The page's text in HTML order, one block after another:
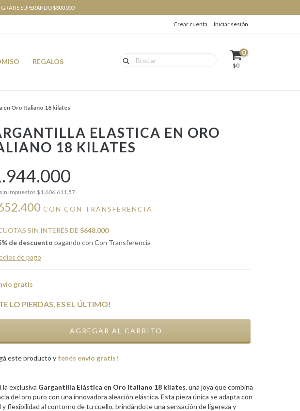
SUPERANDO $300.000
Crear cuenta Iniciar sesión
REGALOS
0
$0
en Oro Italiano 18 kilates
ELASTICA EN ORO
18 KILATES
impuestos $1.606.611,57
CON CON TRANSFERENCIA
SIN INTERÉS DE $648.000
de descuento pagando con Con Transferencia
de pago
gratis
LO PIERDAS, ES EL ÚLTIMO!
este producto y tenés envío gratis!
la exclusiva Gargantilla Elástica en Oro Italiano 18 kilates, una joya que combina
del oro puro con una innovadora aleación elástica. Esta pieza única se adapta con
y flexibilidad al contorno de tu cuello, brindándote una sensación de ligereza y